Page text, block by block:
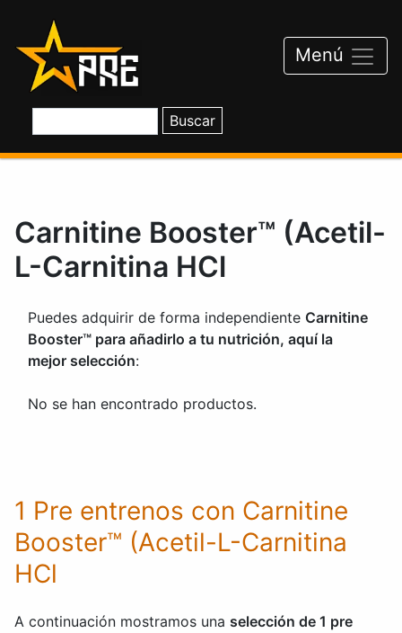
contenido
Menú
Carnitine Booster™ (Acetil-
L-Carnitina HCl
Puedes adquirir de forma independiente Carnitine
Booster™ para añadirlo a tu nutrición, aquí la
mejor selección:
No se han encontrado productos.
1 Pre entrenos con Carnitine
Booster™ (Acetil-L-Carnitina
HCl
A continuación mostramos una selección de 1 pre